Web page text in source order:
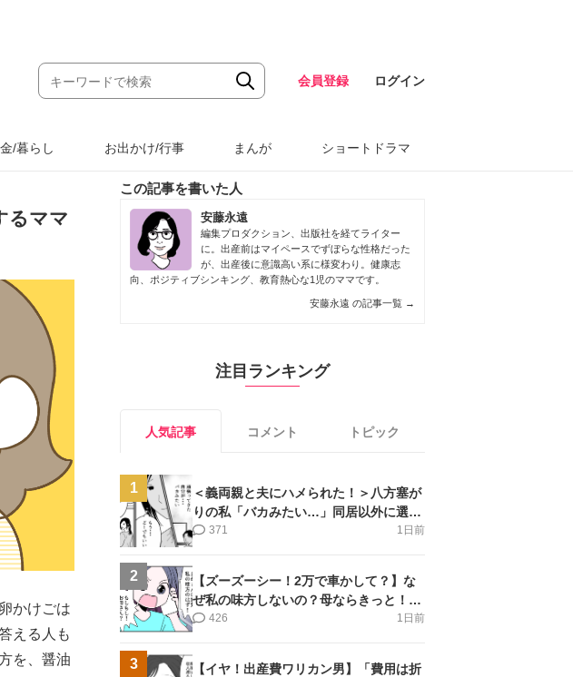
会員登録 ログイン
/暮らし お出かけ/行事 まんが ショートドラマ
るママ
かけごは
える人も
を、醤油
この記事を書いた人
安藤永遠
編集プロダクション、出版社を経てライター
に。出産前はマイペースでずぼらな性格だった
が、出産後に意識高い系に様変わり。健康志
向、ポジティブシンキング、教育熱心な1児のママです。
安藤永遠 の記事一覧 →
注目ランキング
人気記事 コメント トピック
1
＜義両親と夫にハメられた！＞八方塞が
りの私「バカみたい…」同居以外に選択
肢がない【第5話まんが】
1日前
371
2
【ズーズーシー！2万で車かして？】な
ぜ私の味方しないの？母ならきっと！＜
第17話＞#4コマ母道場
1日前
426
3
【イヤ！出産費ワリカン男】「費用は折